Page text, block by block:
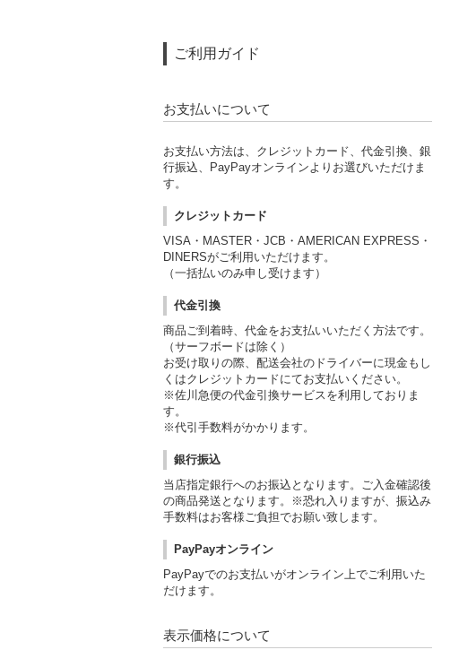
ご利用ガイド
お支払いについて
お支払い方法は、クレジットカード、代金引換、銀
行振込、PayPayオンラインよりお選びいただけま
す。
クレジットカード
VISA・MASTER・JCB・AMERICAN EXPRESS・
DINERSがご利用いただけます。
（一括払いのみ申し受けます）
代金引換
商品ご到着時、代金をお支払いいただく方法です。
（サーフボードは除く）
お受け取りの際、配送会社のドライバーに現金もし
くはクレジットカードにてお支払いください。
※佐川急便の代金引換サービスを利用しておりま
す。
※代引手数料がかかります。
銀行振込
当店指定銀行へのお振込となります。ご入金確認後
の商品発送となります。※恐れ入りますが、振込み
手数料はお客様ご負担でお願い致します。
PayPayオンライン
PayPayでのお支払いがオンライン上でご利用いた
だけます。
表示価格について